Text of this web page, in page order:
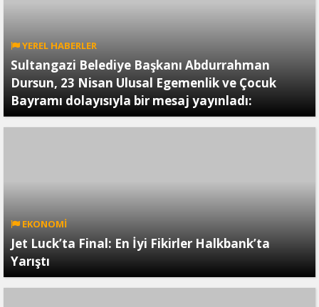
YEREL HABERLER
Sultangazi Belediye Başkanı Abdurrahman
Dursun, 23 Nisan Ulusal Egemenlik ve Çocuk
Bayramı dolayısıyla bir mesaj yayınladı:
EKONOMİ
Jet Luck’ta Final: En İyi Fikirler Halkbank’ta
Yarıştı